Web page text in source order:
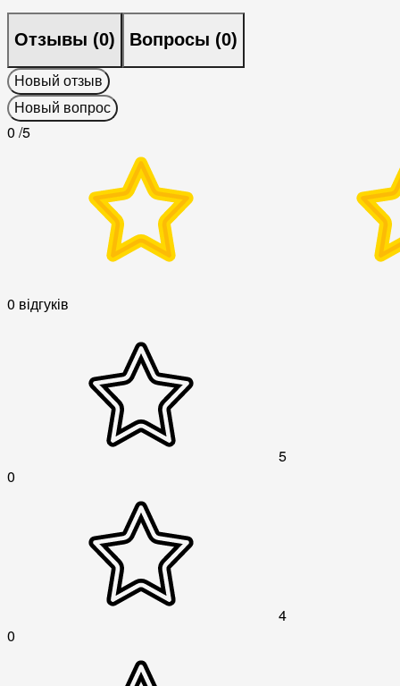
Отзывы (0) Вопросы (0)
Новый отзыв
Новый вопрос
0 /5
0 відгуків
5
0
4
0